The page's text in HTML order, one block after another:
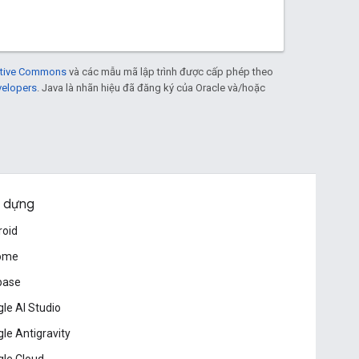
Commons và các mẫu mã lập trình được cấp phép theo
. Java là nhãn hiệu đã đăng ký của Oracle và/hoặc
dựng
AI Studio
Antigravity